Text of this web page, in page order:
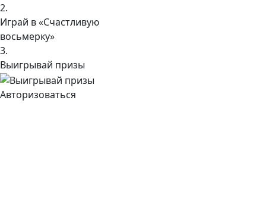
2.
Играй в «Счастливую
восьмерку»
3.
Выигрывай призы
Авторизоваться